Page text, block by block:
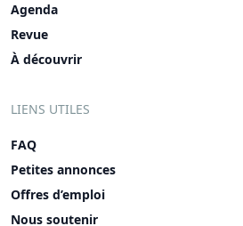
Agenda
Revue
À découvrir
LIENS UTILES
FAQ
Petites annonces
Offres d’emploi
Nous soutenir